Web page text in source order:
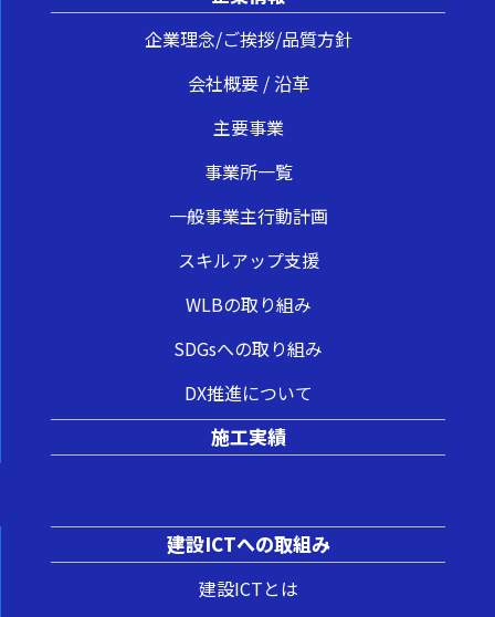
企業理念/ご挨拶/品質方針
会社概要 / 沿革
主要事業
事業所一覧
一般事業主行動計画
スキルアップ支援
WLBの取り組み
SDGsへの取り組み
DX推進について
施工実績
建設ICTへの取組み
建設ICTとは